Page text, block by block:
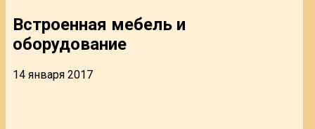
Встроенная мебель и
оборудование
14 января 2017